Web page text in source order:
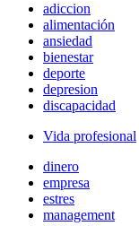
adiccion
alimentación
ansiedad
bienestar
deporte
depresion
discapacidad
Vida profesional
dinero
empresa
estres
management